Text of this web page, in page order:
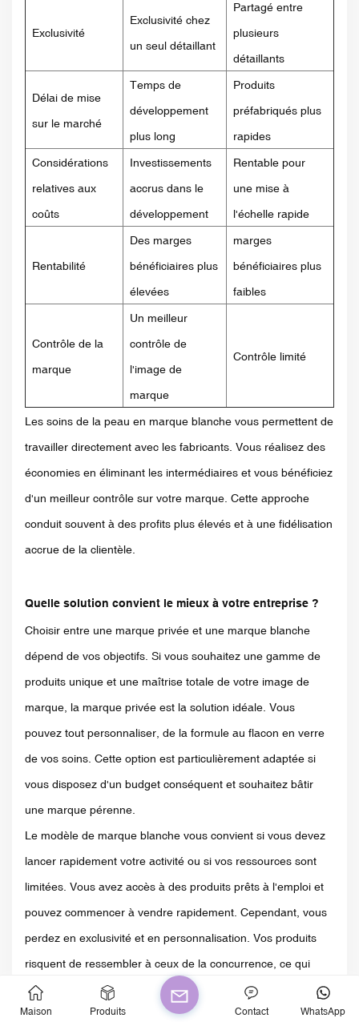
Exclusivité
Exclusivité chez
un seul détaillant
Partagé entre
plusieurs
détaillants
Délai de mise
sur le marché
Temps de
développement
plus long
Produits
préfabriqués plus
rapides
Considérations
relatives aux
coûts
Investissements
accrus dans le
développement
Rentable pour
une mise à
l'échelle rapide
Rentabilité
Des marges
bénéficiaires plus
élevées
marges
bénéficiaires plus
faibles
Contrôle de la
marque
Un meilleur
contrôle de
l'image de
marque
Contrôle limité
Les soins de la peau en marque blanche vous permettent de
travailler directement avec les fabricants. Vous réalisez des
économies en éliminant les intermédiaires et vous bénéficiez
d'un meilleur contrôle sur votre marque. Cette approche
conduit souvent à des profits plus élevés et à une fidélisation
accrue de la clientèle.
Quelle solution convient le mieux à votre entreprise ?
Choisir entre une marque privée et une marque blanche
dépend de vos objectifs. Si vous souhaitez une gamme de
produits unique et une maîtrise totale de votre image de
marque, la marque privée est la solution idéale. Vous
pouvez tout personnaliser, de la formule au flacon en verre
de vos soins. Cette option est particulièrement adaptée si
vous disposez d'un budget conséquent et souhaitez bâtir
une marque pérenne.
Le modèle de marque blanche vous convient si vous devez
lancer rapidement votre activité ou si vos ressources sont
limitées. Vous avez accès à des produits prêts à l'emploi et
pouvez commencer à vendre rapidement. Cependant, vous
perdez en exclusivité et en personnalisation. Vos produits
risquent de ressembler à ceux de la concurrence, ce qui
rendra plus difficile de vous démarquer.
Tenez compte des facteurs suivants :
Maison Produits WhatsApp
Contact